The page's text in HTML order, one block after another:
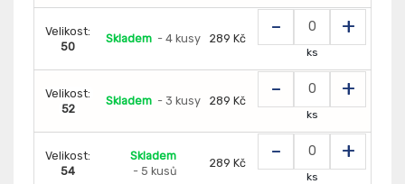
Velikost:
50
Skladem - 4 kusy 289 Kč - +
ks
Velikost:
52
Skladem - 3 kusy 289 Kč - +
ks
Velikost:
54
Skladem
- 5 kusů
289 Kč - +
ks